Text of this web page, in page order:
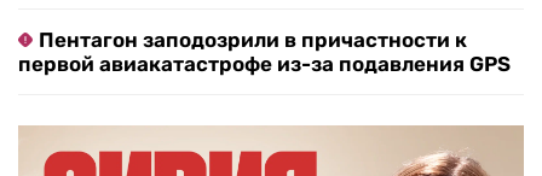
Пентагон заподозрили в причастности к
первой авиакатастрофе из-за подавления GPS